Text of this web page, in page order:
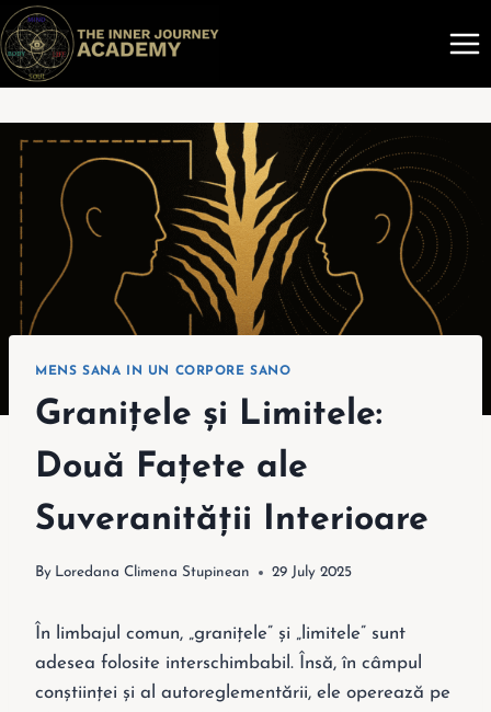
Skip
to
content
MENS SANA IN UN CORPORE SANO
Granițele și Limitele:
Două Fațete ale
Suveranității Interioare
By Loredana Climena Stupinean 29 July 2025
În limbajul comun, „granițele” și „limitele” sunt
adesea folosite interschimbabil. Însă, în câmpul
conștiinței și al autoreglementării, ele operează pe